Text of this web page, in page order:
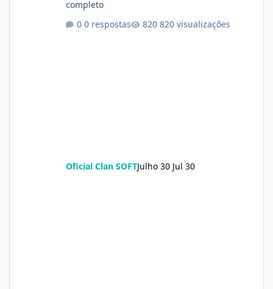
completo
0 respostas
820 visualizações
Oficial Clan SOFTJulho 30 Jul 30